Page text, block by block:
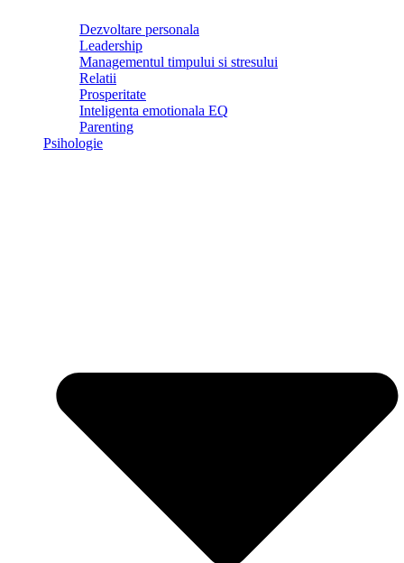
Dezvoltare personala
Leadership
Managementul timpului si stresului
Relatii
Prosperitate
Inteligenta emotionala EQ
Parenting
Psihologie